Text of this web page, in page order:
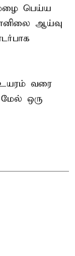
பெய்ய
ஆய்வு
உயரம் வரை
ஒரு